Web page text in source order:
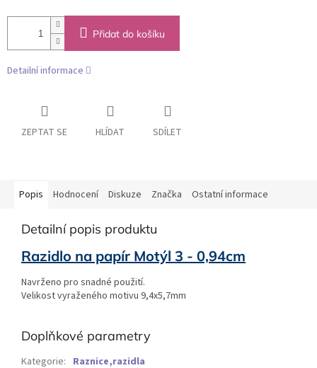
Přidat do košíku
Detailní informace
ZEPTAT SE HLÍDAT SDÍLET
Popis Hodnocení Diskuze Značka Ostatní informace
Detailní popis produktu
Razidlo na papír Motýl 3 - 0,94cm
Navrženo pro snadné použití.
Velikost vyraženého motivu 9,4x5,7mm
Doplňkové parametry
Kategorie: Raznice,razidla